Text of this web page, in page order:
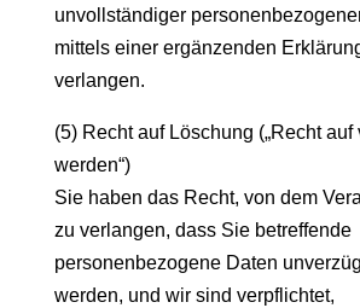
unvollständiger
mittels einer ergänzenden
verlangen.
(5) Recht auf Löschung („Recht auf
werden“)
Sie haben das Recht, von dem
zu verlangen, dass Sie betreffende
personenbezogene Daten
werden, und wir sind verpflichtet,